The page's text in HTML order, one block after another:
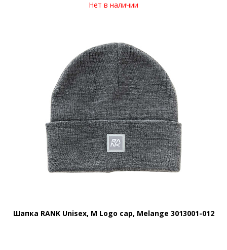
Нет в наличии
Шапка RANK Unisex, M Logo cap, Melange 3013001-012